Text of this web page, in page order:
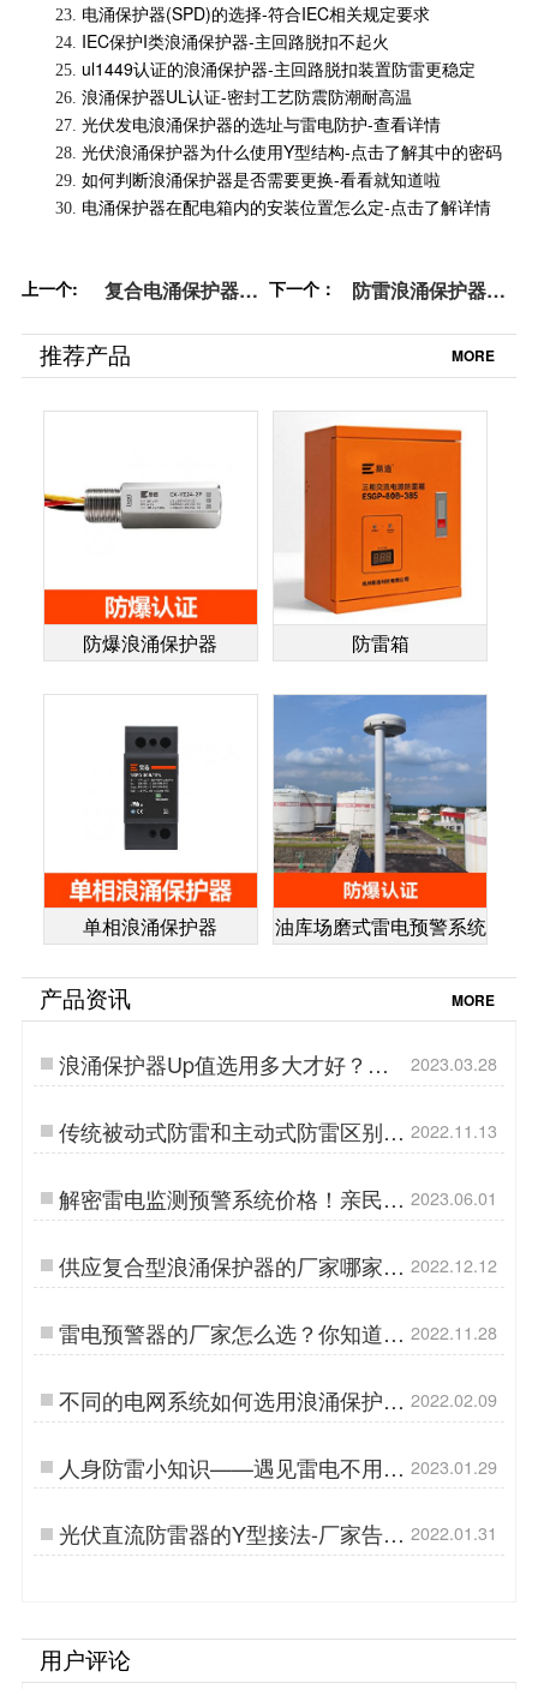
23. 电涌保护器(SPD)的选择-符合IEC相关规定要求
24. IEC保护I类浪涌保护器-主回路脱扣不起火
25. ul1449认证的浪涌保护器-主回路脱扣装置防雷更稳定
26. 浪涌保护器UL认证-密封工艺防震防潮耐高温
27. 光伏发电浪涌保护器的选址与雷电防护-查看详情
28. 光伏浪涌保护器为什么使用Y型结构-点击了解其中的密码
29. 如何判断浪涌保护器是否需要更换-看看就知道啦
30. 电涌保护器在配电箱内的安装位置怎么定-点击了解详情
上一个:
复合电涌保护器的
造防雷
下一个：
防雷浪涌保护器怎
备保驾护航-易造防
雷
推荐产品 MORE
防爆浪涌保护器 防雷箱
单相浪涌保护器 油库场磨式雷电预警系统
产品资讯 MORE
浪涌保护器Up值选用多大才好？
——分级介绍【易造防雷】…
2023.03.28
传统被动式防雷和主动式防雷区别居
然这么大【易造防雷】…
2022.11.13
解密雷电监测预警系统价格！亲民定
价，让安全不再昂贵！…
2023.06.01
供应复合型浪涌保护器的厂家哪家
好？【易造防雷】…
2022.12.12
雷电预警器的厂家怎么选？你知道几
个方法？【易造防雷】…
2022.11.28
不同的电网系统如何选用浪涌保护
器-这么选更省钱【杭州易造】…
2022.02.09
人身防雷小知识——遇见雷电不用慌
【易造防雷】…
2023.01.29
光伏直流防雷器的Y型接法-厂家告诉
你 【杭州易造】…
2022.01.31
用户评论